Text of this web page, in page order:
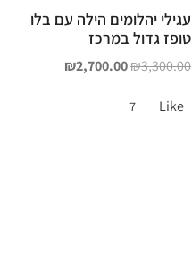
עגילי יהלומים הילה עם בלו
טופז גדול במרכז
₪3,300.00
₪2,700.00
Like
7